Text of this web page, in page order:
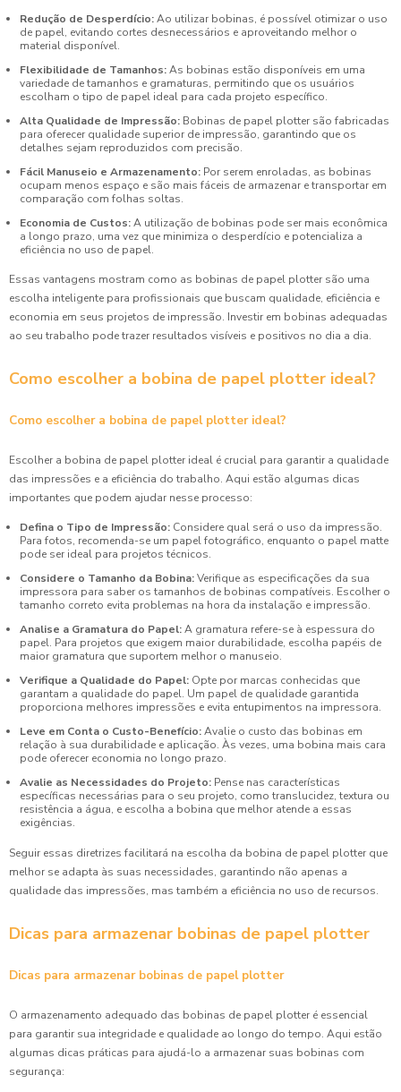
Redução de Desperdício:Ao utilizar bobinas, é possível otimizar o uso
de papel, evitando cortes desnecessários e aproveitando melhor o
material disponível.
Flexibilidade de Tamanhos:As bobinas estão disponíveis em uma
variedade de tamanhos e gramaturas, permitindo que os usuários
escolham o tipo de papel ideal para cada projeto específico.
Alta Qualidade de Impressão: Bobinas de papel plotter são fabricadas
para oferecer qualidade superior de impressão, garantindo que os
detalhes sejam reproduzidos com precisão.
Fácil Manuseio e Armazenamento: Por serem enroladas, as bobinas
ocupam menos espaço e são mais fáceis de armazenar e transportar em
comparação com folhas soltas.
Economia de Custos:A utilização de bobinas pode ser mais econômica
a longo prazo, uma vez que minimiza o desperdício e potencializa a
eficiência no uso de papel.
Essas vantagens mostram como as bobinas de papel plotter são uma
escolha inteligente para profissionais que buscam qualidade, eficiência e
economia em seus projetos de impressão. Investir em bobinas adequadas
ao seu trabalho pode trazer resultados visíveis e positivos no dia a dia.
Como escolher a bobina de papel plotter ideal?
Como escolher a bobina de papel plotter ideal?
Escolher a bobina de papel plotter ideal é crucial para garantir a qualidade
das impressões e a eficiência do trabalho. Aqui estão algumas dicas
importantes que podem ajudar nesse processo:
Defina o Tipo de Impressão: Considere qual será o uso da impressão.
Para fotos, recomenda-se um papel fotográfico, enquanto o papel matte
pode ser ideal para projetos técnicos.
Considere o Tamanho da Bobina:Verifique as especificações da sua
impressora para saber os tamanhos de bobinas compatíveis. Escolher o
tamanho correto evita problemas na hora da instalação e impressão.
Analise a Gramatura do Papel:A gramatura refere-se à espessura do
papel. Para projetos que exigem maior durabilidade, escolha papéis de
maior gramatura que suportem melhor o manuseio.
Verifique a Qualidade do Papel: Opte por marcas conhecidas que
garantam a qualidade do papel. Um papel de qualidade garantida
proporciona melhores impressões e evita entupimentos na impressora.
Leve em Conta o Custo-Benefício:Avalie o custo das bobinas em
relação à sua durabilidade e aplicação. Às vezes, uma bobina mais cara
pode oferecer economia no longo prazo.
Avalie as Necessidades do Projeto: Pense nas características
específicas necessárias para o seu projeto, como translucidez, textura ou
resistência a água, e escolha a bobina que melhor atende a essas
exigências.
Seguir essas diretrizes facilitará na escolha da bobina de papel plotter que
melhor se adapta às suas necessidades, garantindo não apenas a
qualidade das impressões, mas também a eficiência no uso de recursos.
Dicas para armazenar bobinas de papel plotter
Dicas para armazenar bobinas de papel plotter
O armazenamento adequado das bobinas de papel plotter é essencial
para garantir sua integridade e qualidade ao longo do tempo. Aqui estão
algumas dicas práticas para ajudá-lo a armazenar suas bobinas com
segurança: